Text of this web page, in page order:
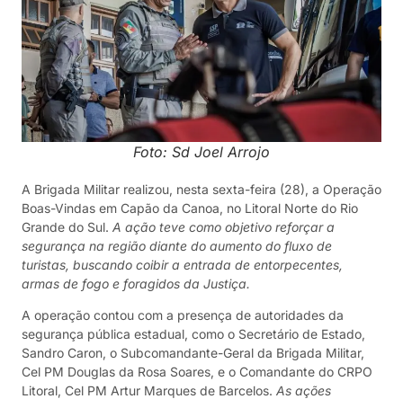
Foto: Sd Joel Arrojo
A Brigada Militar realizou, nesta sexta-feira (28), a Operação
Boas-Vindas em Capão da Canoa, no Litoral Norte do Rio
Grande do Sul. A ação teve como objetivo reforçar a
segurança na região diante do aumento do fluxo de
turistas, buscando coibir a entrada de entorpecentes,
armas de fogo e foragidos da Justiça.
A operação contou com a presença de autoridades da
segurança pública estadual, como o Secretário de Estado,
Sandro Caron, o Subcomandante-Geral da Brigada Militar,
Cel PM Douglas da Rosa Soares, e o Comandante do CRPO
Litoral, Cel PM Artur Marques de Barcelos. As ações